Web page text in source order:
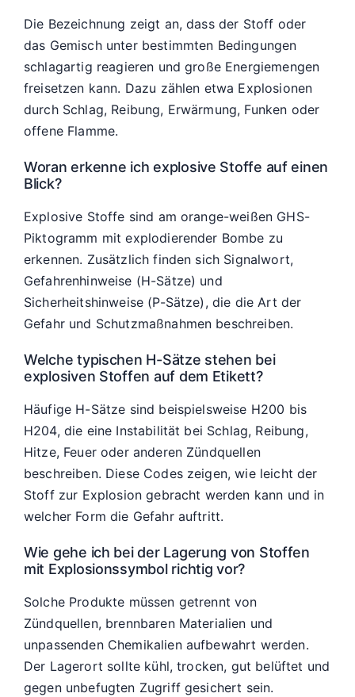
Die Bezeichnung zeigt an, dass der Stoff oder
das Gemisch unter bestimmten Bedingungen
schlagartig reagieren und große Energiemengen
freisetzen kann. Dazu zählen etwa Explosionen
durch Schlag, Reibung, Erwärmung, Funken oder
offene Flamme.
Woran erkenne ich explosive Stoffe auf einen
Blick?
Explosive Stoffe sind am orange-weißen GHS-
Piktogramm mit explodierender Bombe zu
erkennen. Zusätzlich finden sich Signalwort,
Gefahrenhinweise (H-Sätze) und
Sicherheitshinweise (P-Sätze), die die Art der
Gefahr und Schutzmaßnahmen beschreiben.
Welche typischen H-Sätze stehen bei
explosiven Stoffen auf dem Etikett?
Häufige H-Sätze sind beispielsweise H200 bis
H204, die eine Instabilität bei Schlag, Reibung,
Hitze, Feuer oder anderen Zündquellen
beschreiben. Diese Codes zeigen, wie leicht der
Stoff zur Explosion gebracht werden kann und in
welcher Form die Gefahr auftritt.
Wie gehe ich bei der Lagerung von Stoffen
mit Explosionssymbol richtig vor?
Solche Produkte müssen getrennt von
Zündquellen, brennbaren Materialien und
unpassenden Chemikalien aufbewahrt werden.
Der Lagerort sollte kühl, trocken, gut belüftet und
gegen unbefugten Zugriff gesichert sein.